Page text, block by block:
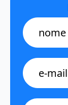
Name
E-
mail
*